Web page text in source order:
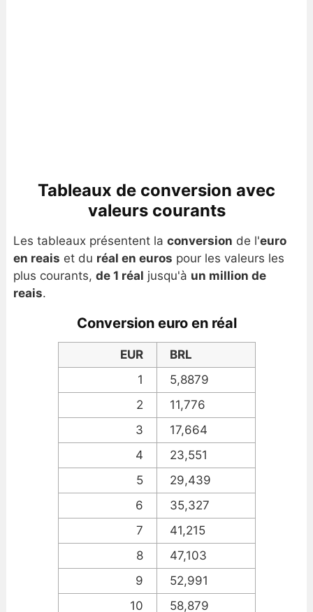
Tableaux de conversion avec
valeurs courants
Les tableaux présentent la conversion de l'euro
en reais et du réal en euros pour les valeurs les
plus courants, de 1 réal jusqu'à un million de
reais.
Conversion euro en réal
EUR
BRL
1
5,8879
2
11,776
3
17,664
4
23,551
5
29,439
6
35,327
7
41,215
8
47,103
9
52,991
10
58,879